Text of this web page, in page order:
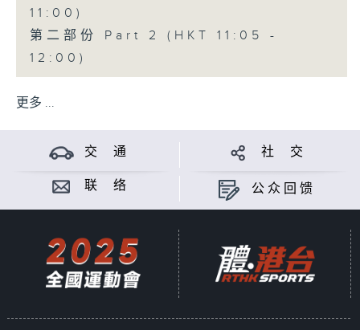
11:00)
第二部份 Part 2 (HKT 11:05 -
12:00)
更多 ...
交 通 社 交
联 络 公众回馈